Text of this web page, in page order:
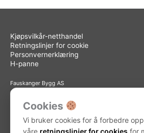
Kjøpsvilkår-netthandel
Retningslinjer for cookie
Personvernerklæring
H-panne
Fauskanger Bygg AS
Org.nr: 936 558 585
Sted: Askøy
Adresse: Storebotn 15, 5309 Kleppestø
Telefon: 56 15 15 30
E-post: info@fauskanger.byggern.no
Cookies
Vi bruker cookies for å forbedre
våre retningslinjer for cookies for